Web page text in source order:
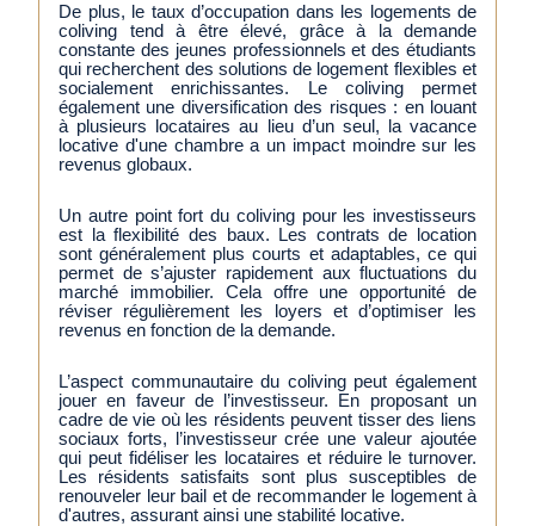
De plus, le taux d’occupation dans les logements de
coliving tend à être élevé, grâce à la demande
constante des jeunes professionnels et des étudiants
qui recherchent des solutions de logement flexibles et
socialement enrichissantes. Le coliving permet
également une diversification des risques : en louant
à plusieurs locataires au lieu d’un seul, la vacance
locative d'une chambre a un impact moindre sur les
revenus globaux.
Un autre point fort du coliving pour les investisseurs
est la flexibilité des baux. Les contrats de location
sont généralement plus courts et adaptables, ce qui
permet de s’ajuster rapidement aux fluctuations du
marché immobilier. Cela offre une opportunité de
réviser régulièrement les loyers et d’optimiser les
revenus en fonction de la demande.
L’aspect communautaire du coliving peut également
jouer en faveur de l’investisseur. En proposant un
cadre de vie où les résidents peuvent tisser des liens
sociaux forts, l’investisseur crée une valeur ajoutée
qui peut fidéliser les locataires et réduire le turnover.
Les résidents satisfaits sont plus susceptibles de
renouveler leur bail et de recommander le logement à
d'autres, assurant ainsi une stabilité locative.